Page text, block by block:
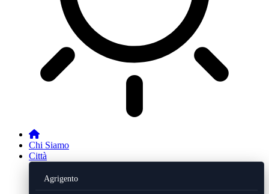
Chi Siamo
Città
Agrigento